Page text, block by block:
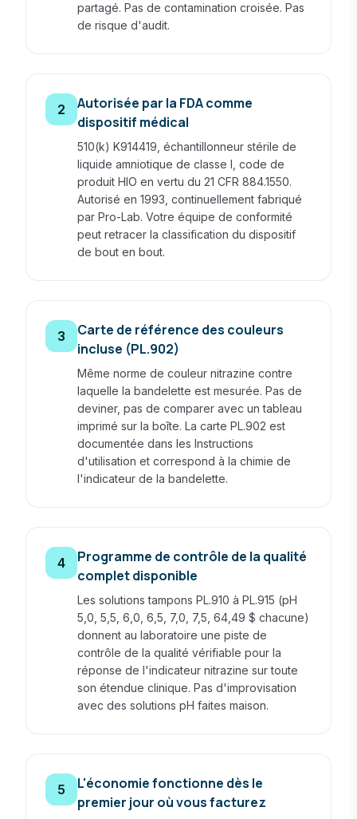
partagé. Pas de contamination croisée. Pas
de risque d'audit.
2
Autorisée par la FDA comme
dispositif médical
510(k) K914419, échantillonneur stérile de
liquide amniotique de classe I, code de
produit HIO en vertu du 21 CFR 884.1550.
Autorisé en 1993, continuellement fabriqué
par Pro-Lab. Votre équipe de conformité
peut retracer la classification du dispositif
de bout en bout.
3
Carte de référence des couleurs
incluse (PL.902)
Même norme de couleur nitrazine contre
laquelle la bandelette est mesurée. Pas de
deviner, pas de comparer avec un tableau
imprimé sur la boîte. La carte PL.902 est
documentée dans les Instructions
d'utilisation et correspond à la chimie de
l'indicateur de la bandelette.
4
Programme de contrôle de la qualité
complet disponible
Les solutions tampons PL.910 à PL.915 (pH
5,0, 5,5, 6,0, 6,5, 7,0, 7,5, 64,49 $ chacune)
donnent au laboratoire une piste de
contrôle de la qualité vérifiable pour la
réponse de l'indicateur nitrazine sur toute
son étendue clinique. Pas d'improvisation
avec des solutions pH faites maison.
5
L'économie fonctionne dès le
premier jour où vous facturez